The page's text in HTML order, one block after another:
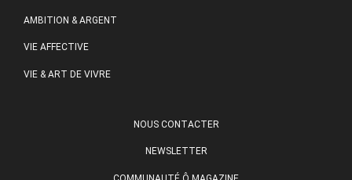
AMBITION & ARGENT
VIE AFFECTIVE
VIE & ART DE VIVRE
NOUS CONTACTER
NEWSLETTER